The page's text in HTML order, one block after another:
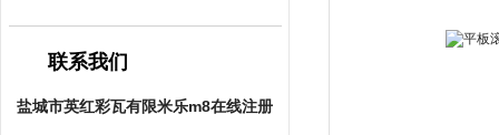
联系我们
盐城市英红彩瓦有限米乐m8在线注册